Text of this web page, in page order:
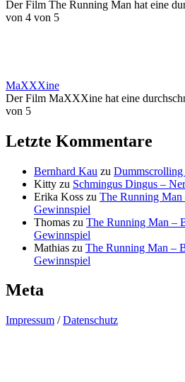
Der Film The Running Man hat eine
von 4 von 5
MaXXXine
Der Film MaXXXine hat eine
von 5
Letzte Kommentare
Bernhard Kau zu
Kitty zu Schmingus Dingus –
Erika Koss zu The Running
Gewinnspiel
Thomas zu The Running Man –
Gewinnspiel
Mathias zu The Running Man –
Gewinnspiel
Meta
Impressum /Datenschutz